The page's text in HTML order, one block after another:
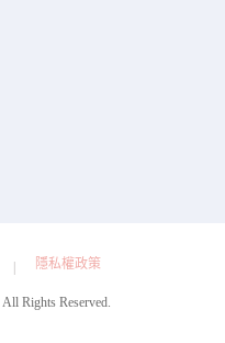
隱私權政策
All Rights Reserved.